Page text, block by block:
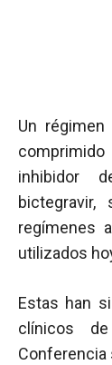
Un régimen
inhibidor
regímenes
utilizados
Estas han
clínicos
Conferencia